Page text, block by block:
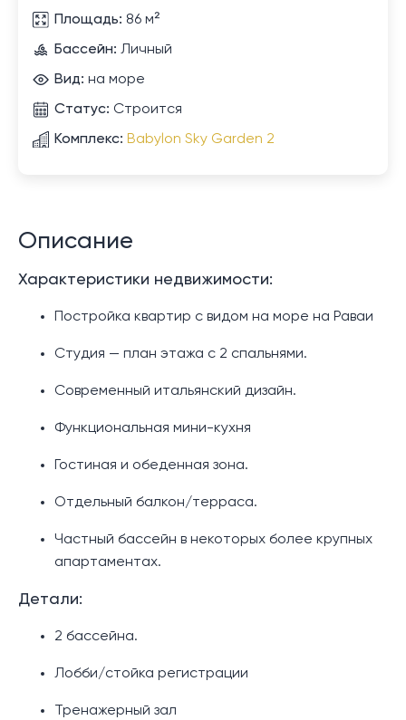
Площадь: 86 м²
Бассейн: Личный
Вид: на море
Статус: Строится
Комплекс: Babylon Sky Garden 2
Описание
Характеристики недвижимости:
Постройка квартир с видом на море на Раваи
Студия — план этажа с 2 спальнями.
Современный итальянский дизайн.
Функциональная мини-кухня
Гостиная и обеденная зона.
Отдельный балкон/терраса.
Частный бассейн в некоторых более крупных
апартаментах.
Детали:
2 бассейна.
Лобби/стойка регистрации
Тренажерный зал